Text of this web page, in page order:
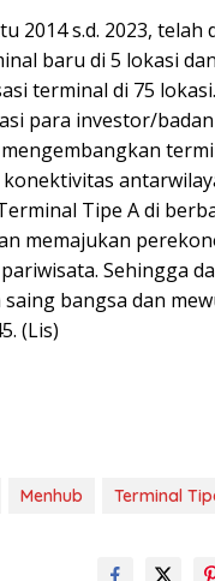
2014 s.d. 2023, telah
baru di 5 lokasi dan
terminal di 75
para investor/
Tipe A di
memajukan
Sehingga
bangsa dan
(Lis)
Menhub Terminal